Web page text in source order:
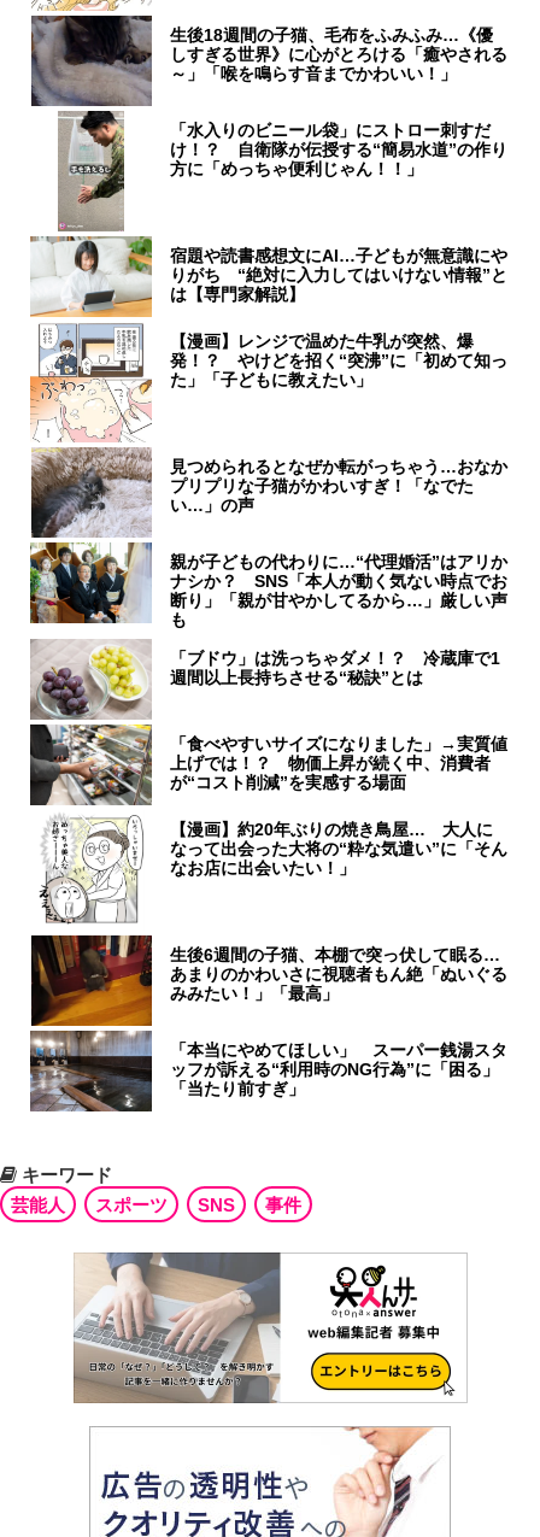
生後18週間の子猫、毛布をふみふみ…《優
しすぎる世界》に心がとろける「癒やされる
～」「喉を鳴らす音までかわいい！」
「水入りのビニール袋」にストロー刺すだ
け！？ 自衛隊が伝授する“簡易水道”の作り
方に「めっちゃ便利じゃん！！」
宿題や読書感想文にAI…子どもが無意識にや
りがち “絶対に入力してはいけない情報”と
は【専門家解説】
【漫画】レンジで温めた牛乳が突然、爆
発！？ やけどを招く“突沸”に「初めて知っ
た」「子どもに教えたい」
見つめられるとなぜか転がっちゃう…おなか
プリプリな子猫がかわいすぎ！「なでた
い…」の声
親が子どもの代わりに…“代理婚活”はアリか
ナシか？ SNS「本人が動く気ない時点でお
断り」「親が甘やかしてるから…」厳しい声
も
「ブドウ」は洗っちゃダメ！？ 冷蔵庫で1
週間以上長持ちさせる“秘訣”とは
「食べやすいサイズになりました」→実質値
上げでは！？ 物価上昇が続く中、消費者
が“コスト削減”を実感する場面
【漫画】約20年ぶりの焼き鳥屋… 大人に
なって出会った大将の“粋な気遣い”に「そん
なお店に出会いたい！」
生後6週間の子猫、本棚で突っ伏して眠る…
あまりのかわいさに視聴者もん絶「ぬいぐる
みみたい！」「最高」
「本当にやめてほしい」 スーパー銭湯スタ
ッフが訴える“利用時のNG行為”に「困る」
「当たり前すぎ」
キーワード
芸能人
スポーツ SNS 事件